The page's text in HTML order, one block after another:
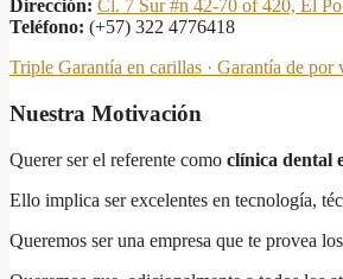
Dirección: Cl. 7 Sur #n 42-70 of 420, El
Teléfono: (+57) 322 4776418
Triple Garantía en carillas · Garantía de por
Nuestra Motivación
Querer ser el referente como clínica dental
Ello implica ser excelentes en tecnología,
Queremos ser una empresa que te provea